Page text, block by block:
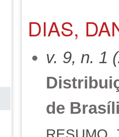
DIAS,
v. 9, n. 1
de